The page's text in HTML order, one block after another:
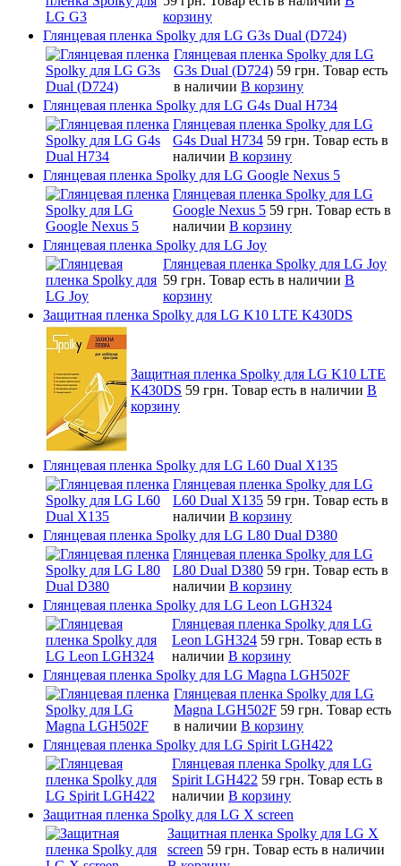
корзину
Глянцевая пленка Spolky для LG G3s Dual (D724)
Глянцевая пленка Spolky для LG
G3s Dual (D724) 59 грн. Товар есть
в наличии В корзину
Глянцевая пленка Spolky для LG G4s Dual H734
Глянцевая пленка Spolky для LG
G4s Dual H734 59 грн. Товар есть в
наличии В корзину
Глянцевая пленка Spolky для LG Google Nexus 5
Глянцевая пленка Spolky для LG
Google Nexus 5 59 грн. Товар есть в
наличии В корзину
Глянцевая пленка Spolky для LG Joy
Глянцевая пленка Spolky для LG Joy
59 грн. Товар есть в наличии В
корзину
Защитная пленка Spolky для LG K10 LTE K430DS
Защитная пленка Spolky для LG K10 LTE
K430DS 59 грн. Товар есть в наличии В
корзину
Глянцевая пленка Spolky для LG L60 Dual X135
Глянцевая пленка Spolky для LG
L60 Dual X135 59 грн. Товар есть в
наличии В корзину
Глянцевая пленка Spolky для LG L80 Dual D380
Глянцевая пленка Spolky для LG
L80 Dual D380 59 грн. Товар есть в
наличии В корзину
Глянцевая пленка Spolky для LG Leon LGH324
Глянцевая пленка Spolky для LG
Leon LGH324 59 грн. Товар есть в
наличии В корзину
Глянцевая пленка Spolky для LG Magna LGH502F
Глянцевая пленка Spolky для LG
Magna LGH502F 59 грн. Товар есть
в наличии В корзину
Глянцевая пленка Spolky для LG Spirit LGH422
Глянцевая пленка Spolky для LG
Spirit LGH422 59 грн. Товар есть в
наличии В корзину
Защитная пленка Spolky для LG X screen
Защитная пленка Spolky для LG X
screen 59 грн. Товар есть в наличии